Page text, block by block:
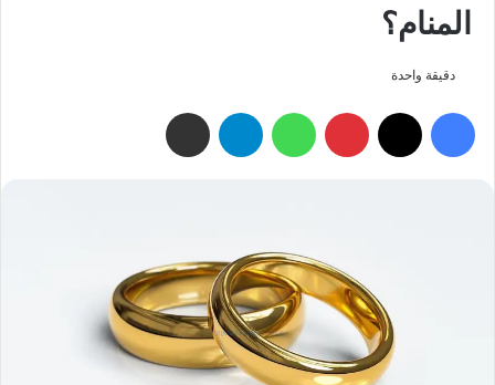
المنام؟
دقيقة واحدة
فيسبوك بينتيريست واتساب تيلقرام